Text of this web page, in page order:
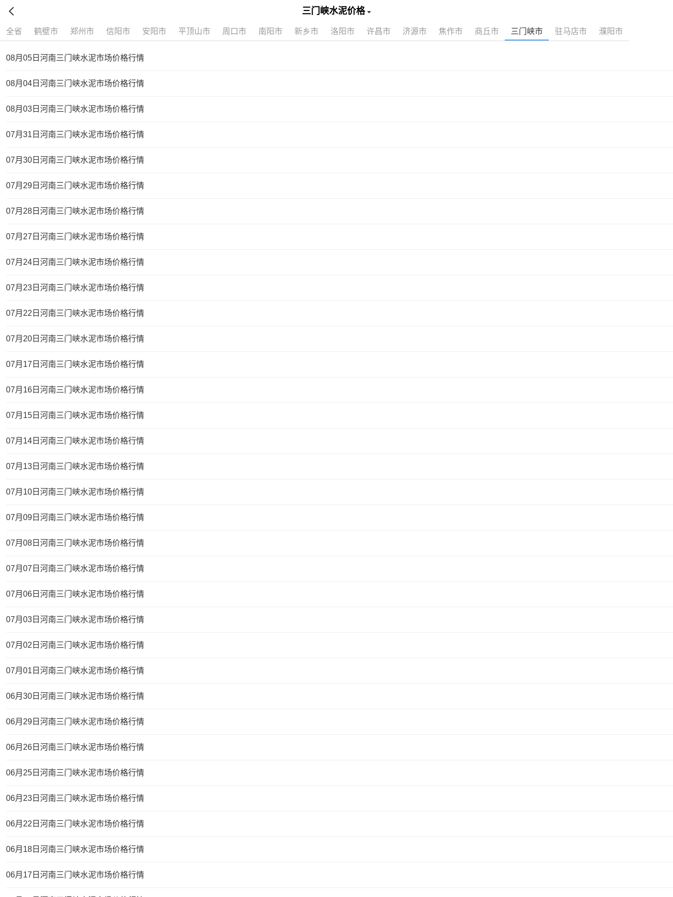
 三门峡水泥价格
全省 鹤壁市 郑州市 信阳市 安阳市 平顶山市 周口市 南阳市 新乡市 洛阳市 许昌市 济源市 焦作市 商丘市 三门峡市 驻马店市 濮阳市
08月05日河南三门峡水泥市场价格行情
08月04日河南三门峡水泥市场价格行情
08月03日河南三门峡水泥市场价格行情
07月31日河南三门峡水泥市场价格行情
07月30日河南三门峡水泥市场价格行情
07月29日河南三门峡水泥市场价格行情
07月28日河南三门峡水泥市场价格行情
07月27日河南三门峡水泥市场价格行情
07月24日河南三门峡水泥市场价格行情
07月23日河南三门峡水泥市场价格行情
07月22日河南三门峡水泥市场价格行情
07月20日河南三门峡水泥市场价格行情
07月17日河南三门峡水泥市场价格行情
07月16日河南三门峡水泥市场价格行情
07月15日河南三门峡水泥市场价格行情
07月14日河南三门峡水泥市场价格行情
07月13日河南三门峡水泥市场价格行情
07月10日河南三门峡水泥市场价格行情
07月09日河南三门峡水泥市场价格行情
07月08日河南三门峡水泥市场价格行情
07月07日河南三门峡水泥市场价格行情
07月06日河南三门峡水泥市场价格行情
07月03日河南三门峡水泥市场价格行情
07月02日河南三门峡水泥市场价格行情
07月01日河南三门峡水泥市场价格行情
06月30日河南三门峡水泥市场价格行情
06月29日河南三门峡水泥市场价格行情
06月26日河南三门峡水泥市场价格行情
06月25日河南三门峡水泥市场价格行情
06月23日河南三门峡水泥市场价格行情
06月22日河南三门峡水泥市场价格行情
06月18日河南三门峡水泥市场价格行情
06月17日河南三门峡水泥市场价格行情